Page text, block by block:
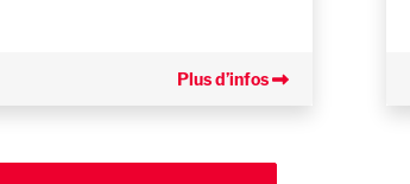
Plus d’infos